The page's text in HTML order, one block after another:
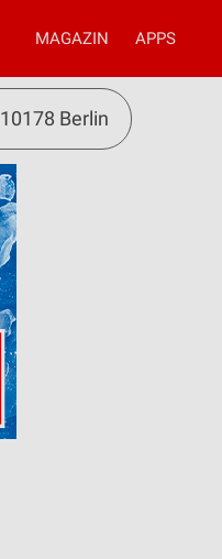
MAGAZIN APPS
10178 Berlin